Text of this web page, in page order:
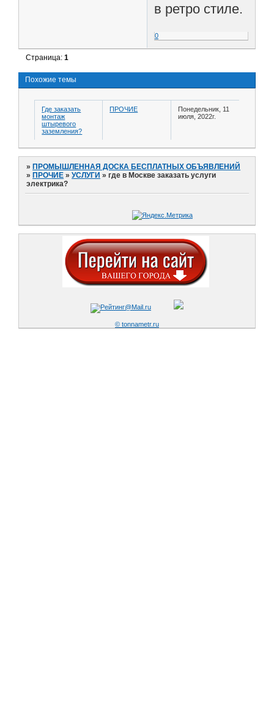
в ретро стиле.
0
Страница:1
Похожие темы
Где заказать
монтаж
штыревого
заземления?
ПРОЧИЕ
Понедельник, 11
июля, 2022г.
» ПРОМЫШЛЕННАЯ ДОСКА БЕСПЛАТНЫХ ОБЪЯВЛЕНИЙ
» ПРОЧИЕ »УСЛУГИ »где в Москве заказать услуги
электрика?
© tonnametr.ru